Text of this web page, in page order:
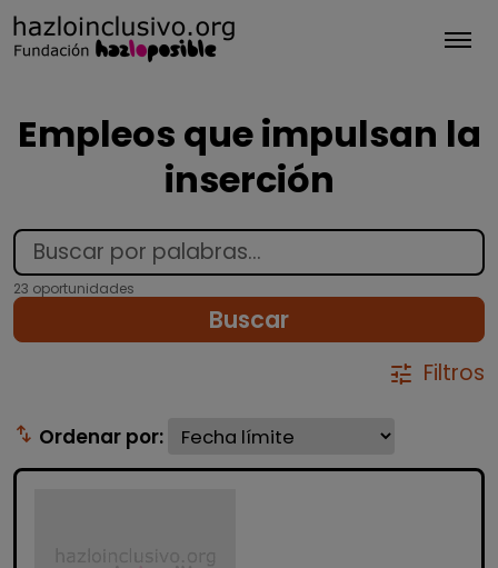
Empleos que impulsan la
inserción
23 oportunidades
Buscar
tune Filtros
swap_vert Ordenar por: